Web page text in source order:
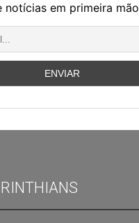
notícias em primeira mão